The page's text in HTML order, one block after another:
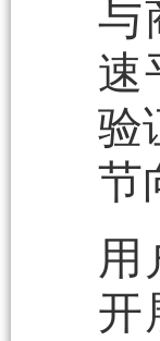
与
速
验
节
用
开